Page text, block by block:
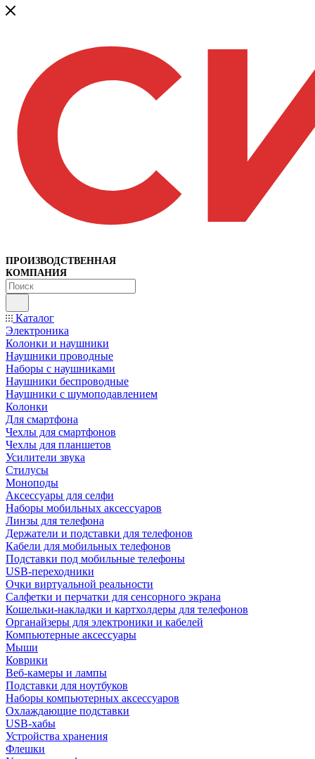
ПРОИЗВОДСТВЕННАЯ
КОМПАНИЯ
Каталог
Электроника
Колонки и наушники
Наушники проводные
Наборы с наушниками
Наушники беспроводные
Наушники с шумоподавлением
Колонки
Для смартфона
Чехлы для смартфонов
Чехлы для планшетов
Усилители звука
Стилусы
Моноподы
Аксессуары для селфи
Наборы мобильных аксессуаров
Линзы для телефона
Держатели и подставки для телефонов
Кабели для мобильных телефонов
Подставки под мобильные телефоны
USB-переходники
Очки виртуальной реальности
Салфетки и перчатки для сенсорного экрана
Кошельки-накладки и картхолдеры для телефонов
Органайзеры для электроники и кабелей
Компьютерные аксессуары
Мыши
Коврики
Веб-камеры и лампы
Подставки для ноутбуков
Наборы компьютерных аксессуаров
Охлаждающие подставки
USB-хабы
Устройства хранения
Флешки